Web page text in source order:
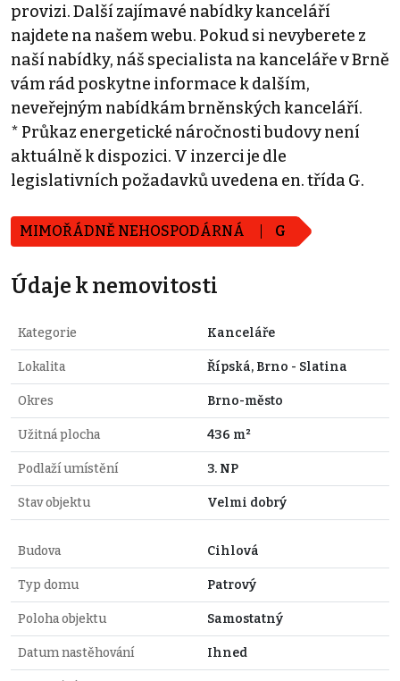
provizi. Další zajímavé nabídky kanceláří
najdete na našem webu. Pokud si nevyberete z
naší nabídky, náš specialista na kanceláře v Brně
vám rád poskytne informace k dalším,
neveřejným nabídkám brněnských kanceláří.
* Průkaz energetické náročnosti budovy není
aktuálně k dispozici. V inzerci je dle
legislativních požadavků uvedena en. třída G.
MIMOŘÁDNĚ NEHOSPODÁRNÁ G
Údaje k nemovitosti
Kategorie Kanceláře
Lokalita Řípská, Brno - Slatina
Okres Brno-město
Užitná plocha 436 m²
Podlaží umístění 3. NP
Stav objektu Velmi dobrý
Budova Cihlová
Typ domu Patrový
Poloha objektu Samostatný
Datum nastěhování Ihned